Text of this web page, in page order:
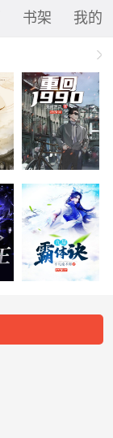
书架 我的